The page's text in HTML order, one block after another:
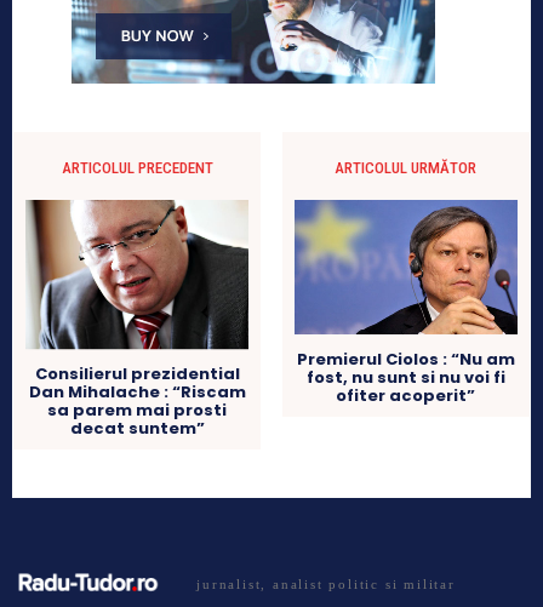
ARTICOLUL PRECEDENT
Consilierul prezidential
Dan Mihalache : “Riscam
sa parem mai prosti
decat suntem”
ARTICOLUL URMĂTOR
Premierul Ciolos : “Nu am
fost, nu sunt si nu voi fi
ofiter acoperit”
jurnalist, analist politic si militar